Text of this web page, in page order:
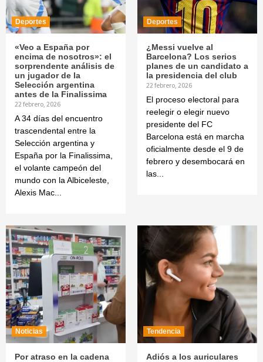
Deportes
«Veo a España por
encima de nosotros»: el
sorprendente análisis de
un jugador de la
Selección argentina
antes de la Finalissima
22 febrero, 2026
A 34 días del encuentro
trascendental entre la
Selección argentina y
España por la Finalissima,
el volante campeón del
mundo con la Albiceleste,
Alexis Mac...
Deportes
¿Messi vuelve al
Barcelona? Los serios
planes de un candidato a
la presidencia del club
22 febrero, 2026
El proceso electoral para
reelegir o elegir nuevo
presidente del FC
Barcelona está en marcha
oficialmente desde el 9 de
febrero y desembocará en
las...
Noticias
Por atraso en la cadena
Tendencia
Adiós a los auriculares